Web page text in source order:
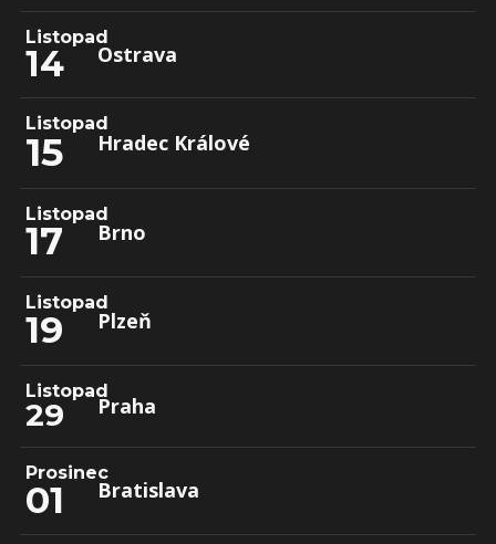
Listopad
14 Ostrava
Listopad
15 Hradec Králové
Listopad
17 Brno
Listopad
19 Plzeň
Listopad
29 Praha
Prosinec
01 Bratislava